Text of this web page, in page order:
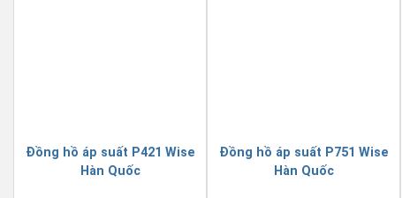
Đồng hồ áp suất P421 Wise
Hàn Quốc
Đồng hồ áp suất P751 Wise
Hàn Quốc